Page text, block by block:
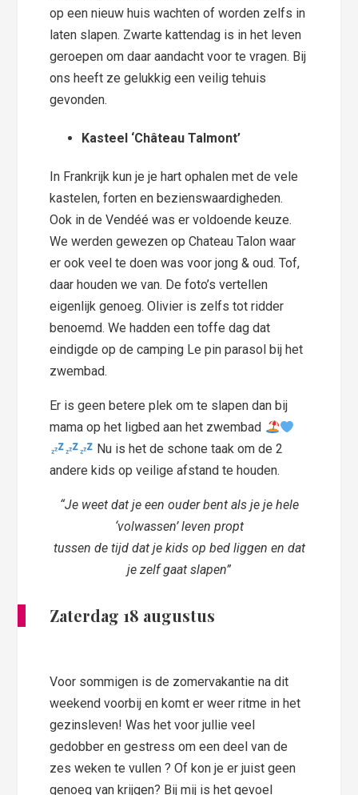
op een nieuw huis wachten of worden zelfs in
laten slapen. Zwarte kattendag is in het leven
geroepen om daar aandacht voor te vragen. Bij
ons heeft ze gelukkig een veilig tehuis
gevonden.
Kasteel ‘Château Talmont’
In Frankrijk kun je je hart ophalen met de vele
kastelen, forten en bezienswaardigheden.
Ook in de Vendéé was er voldoende keuze.
We werden gewezen op Chateau Talon waar
er ook veel te doen was voor jong & oud. Tof,
daar houden we van. De foto’s vertellen
eigenlijk genoeg. Olivier is zelfs tot ridder
benoemd. We hadden een toffe dag dat
eindigde op de camping Le pin parasol bij het
zwembad.
Er is geen betere plek om te slapen dan bij
mama op het ligbed aan het zwembad
Nu is het de schone taak om de 2
andere kids op veilige afstand te houden.
“Je weet dat je een ouder bent als je je hele
‘volwassen’ leven propt
tussen de tijd dat je kids op bed liggen en dat
je zelf gaat slapen”
Zaterdag 18 augustus
Voor sommigen is de zomervakantie na dit
weekend voorbij en komt er weer ritme in het
gezinsleven! Was het voor jullie veel
gedobber en gestress om een deel van de
zes weken te vullen ? Of kon je er juist geen
genoeg van krijgen? Bij mij is het gevoel